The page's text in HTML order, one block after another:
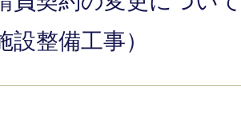
設整備工事）